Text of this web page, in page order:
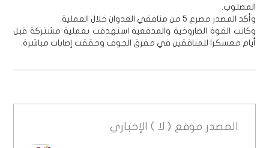
المصلوب.
وأكد المصدر مصرع 5 من منافقي العدوان خلال العملية.
وكانت القوة الصاروخية والمدفعية استهدفت بعملية مشتركة قبل
أيام معسكرا للمنافقين في مفرق الجوف وحققت إصابات مباشرة.
المصدر موقع ( لا ) الإخباري